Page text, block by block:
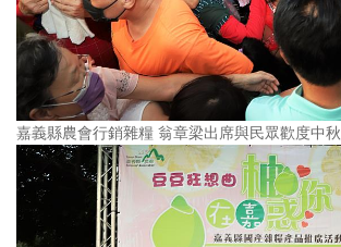
嘉義縣農會行銷雜糧 翁章梁出席與民眾歡度中秋